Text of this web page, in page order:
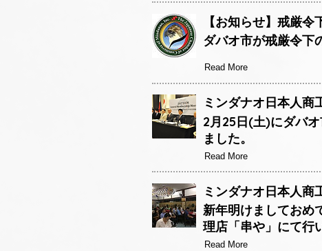
【お知らせ】戒厳
ダバオ市が戒厳令下
Read More
ミンダナオ日本人
2月25日(土)にダバ
ました。
Read More
ミンダナオ日本人
新年明けましておめ
理店「串や」にて行
Read More